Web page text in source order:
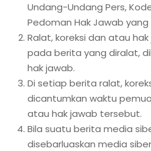
Undang-Undang Pers,
Pedoman Hak Jawab
Ralat, koreksi dan atau
pada berita yang diralat,
hak jawab.
Di setiap berita ralat,
dicantumkan waktu
atau hak jawab tersebut.
Bila suatu berita media
disebarluaskan media